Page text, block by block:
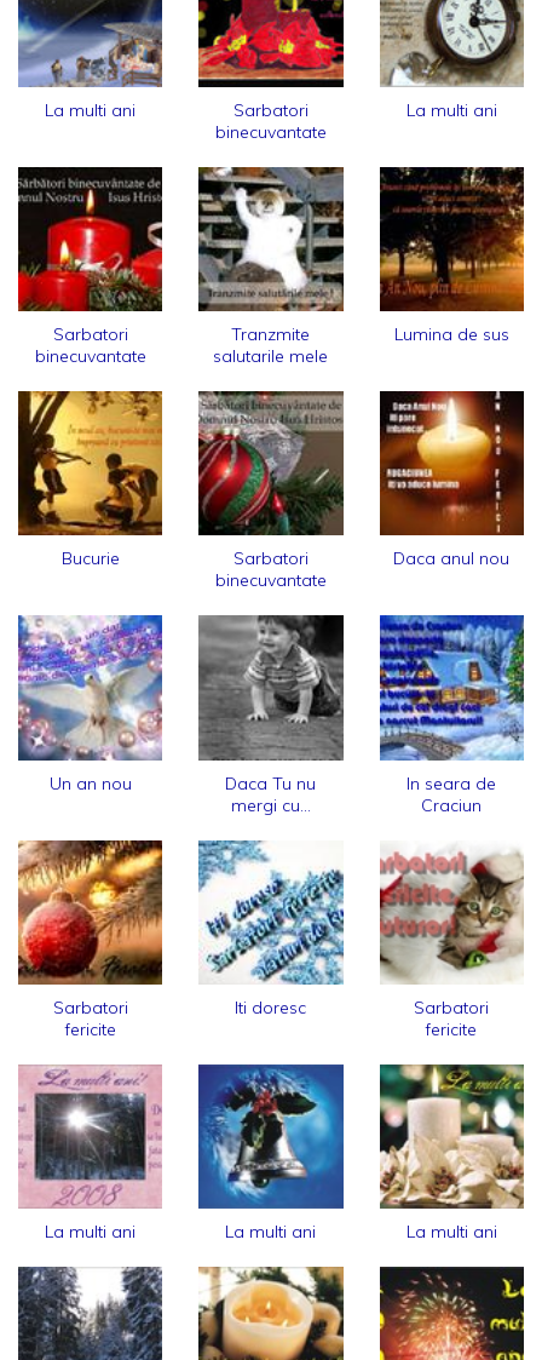
La multi ani
Sarbatori
binecuvantate
La multi ani
Sarbatori
binecuvantate
Tranzmite
salutarile mele
Lumina de sus
Bucurie
Sarbatori
binecuvantate
Daca anul nou
Un an nou
Daca Tu nu
mergi cu...
In seara de
Craciun
Sarbatori
fericite
Iti doresc
Sarbatori
fericite
La multi ani La multi ani La multi ani